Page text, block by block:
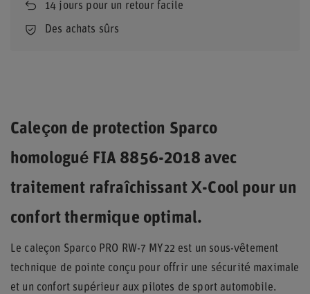
14 jours pour un retour facile
Des achats sûrs
Caleçon de protection Sparco
homologué FIA 8856-2018 avec
traitement rafraîchissant X-Cool pour un
confort thermique optimal.
Le caleçon Sparco PRO RW-7 MY22 est un sous-vêtement
technique de pointe conçu pour offrir une sécurité maximale
et un confort supérieur aux pilotes de sport automobile.